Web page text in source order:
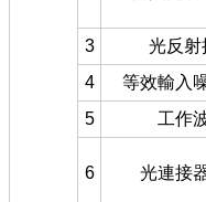
3 光反射
4
等效輸入
5
工作
6 光連接